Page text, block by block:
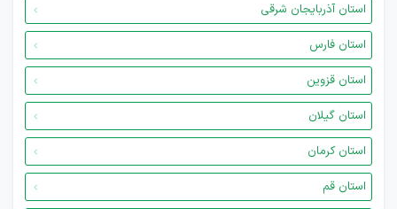
استان آذربایجان شرقی
استان فارس
استان قزوین
استان گیلان
استان کرمان
استان قم